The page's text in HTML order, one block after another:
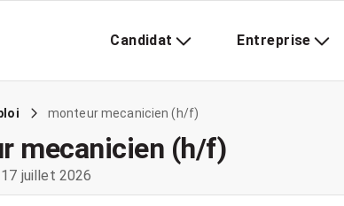
Candidat Entreprise
monteur mecanicien (h/f)
mecanicien (h/f)
juillet 2026